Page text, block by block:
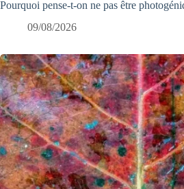
Pourquoi pense-t-on ne pas être
09/08/2026